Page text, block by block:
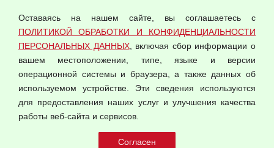
© 2026 ООО "Феникс"
Согласием на обработку персональных данных
Оферта оптовой купли-продажи
Публичная оферта
Оставаясь на нашем сайте, вы соглашаетесь с
ПОЛИТИКОЙ ОБРАБОТКИ И КОНФИДЕНЦИАЛЬНОСТИ
ПЕРСОНАЛЬНЫХ ДАННЫХ, включая сбор информации о
вашем местоположении, типе, языке и версии
операционной системы и браузера, а также данных об
используемом устройстве. Эти сведения используются
для предоставления наших услуг и улучшения качества
работы веб-сайта и сервисов.